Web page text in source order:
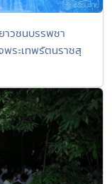
าวชนบรรพชา
ระเทพรัตนราชสุ